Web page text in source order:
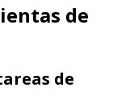
de
de